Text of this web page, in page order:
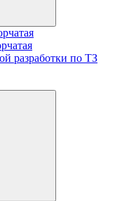
разработки по ТЗ